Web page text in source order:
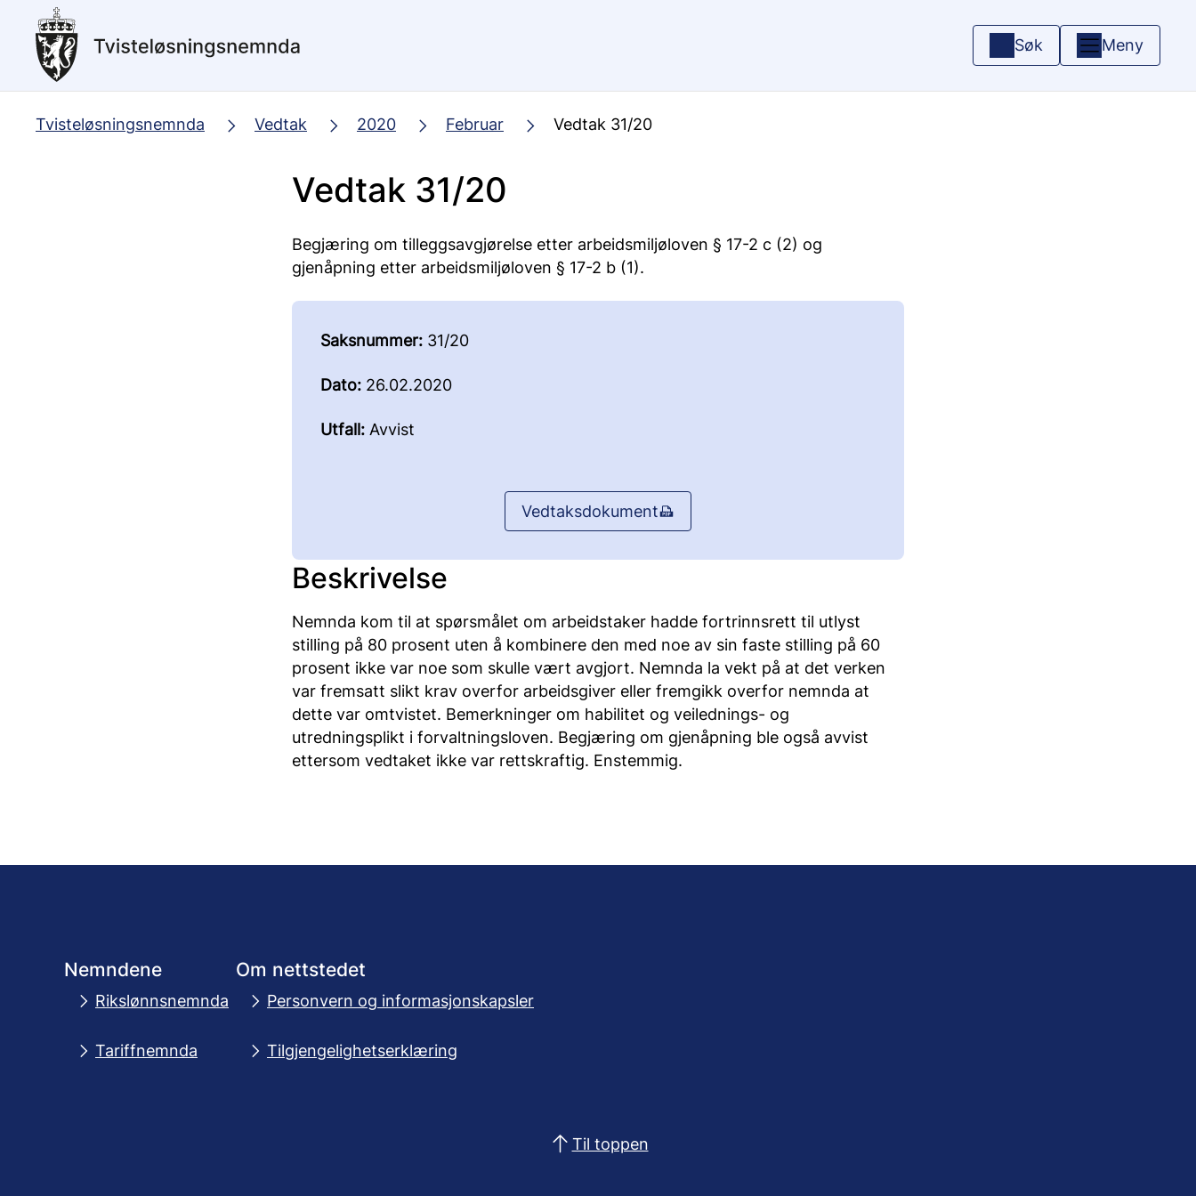
hovedinnhold
Søk Meny
Tvisteløsningsnemnda Vedtak 2020 Februar Vedtak 31/20
Vedtak 31/20
Begjæring om tilleggsavgjørelse etter arbeidsmiljøloven § 17-2 c (2) og
gjenåpning etter arbeidsmiljøloven § 17-2 b (1).
Saksnummer: 31/20
Dato: 26.02.2020
Utfall: Avvist
Vedtaksdokument
Beskrivelse
Nemnda kom til at spørsmålet om arbeidstaker hadde fortrinnsrett til utlyst
stilling på 80 prosent uten å kombinere den med noe av sin faste stilling på 60
prosent ikke var noe som skulle vært avgjort. Nemnda la vekt på at det verken
var fremsatt slikt krav overfor arbeidsgiver eller fremgikk overfor nemnda at
dette var omtvistet. Bemerkninger om habilitet og veilednings- og
utredningsplikt i forvaltningsloven. Begjæring om gjenåpning ble også avvist
ettersom vedtaket ikke var rettskraftig. Enstemmig.
Nemndene
Rikslønnsnemnda
Tariffnemnda
Om nettstedet
Personvern og informasjonskapsler
Tilgjengelighetserklæring
Til toppen